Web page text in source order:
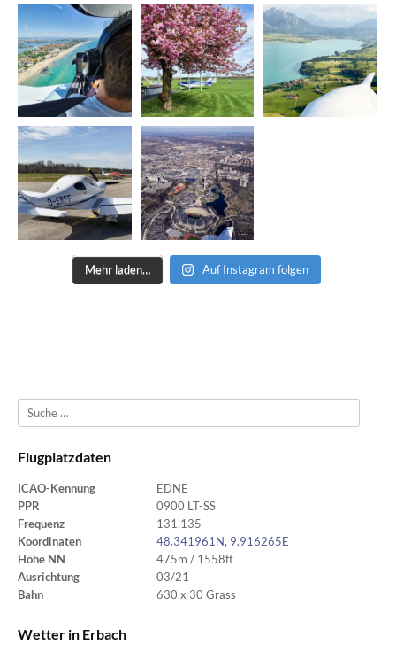
Mehr laden… Auf Instagram folgen
Suche
Flugplatzdaten
ICAO-Kennung
EDNE
PPR
0900 LT-SS
Frequenz
131.135
Koordinaten
48.341961N, 9.916265E
Höhe NN
475m / 1558ft
Ausrichtung
03/21
Bahn
630 x 30 Grass
Wetter in Erbach